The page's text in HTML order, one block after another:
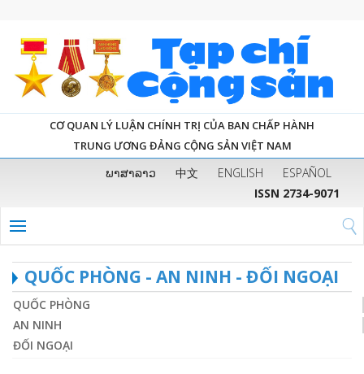
CƠ QUAN LÝ LUẬN CHÍNH TRỊ CỦA BAN CHẤP HÀNH
TRUNG ƯƠNG ĐẢNG CỘNG SẢN VIỆT NAM
ພາສາລາວ 中文 ENGLISH
ESPAÑOL
ISSN 2734-9071
QUỐC PHÒNG - AN NINH - ĐỐI NGOẠI
QUỐC PHÒNG
AN NINH
ĐỐI NGOẠI